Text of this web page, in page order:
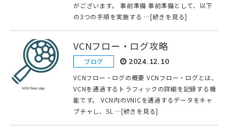
がございます。 事前準備 事前準備として、以下
の3つの手順を実施する …[続きを見る]
VCNフロー・ログ攻略
ブログ 2024.12.10
VCNフロー・ログの概要 VCNフロー・ログとは、
VCNを通過するトラフィックの詳細を記録する機
能です。 VCN内のVNICを通過するデータをキャ
プチャし、SL …[続きを見る]